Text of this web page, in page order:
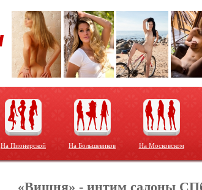
На Пионерской На Большевиков На Московском
«Вишня» - интим салоны